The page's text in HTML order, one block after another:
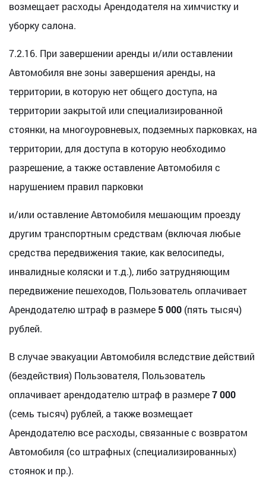
возмещает расходы Арендодателя на химчистку и
уборку салона.
7.2.16. При завершении аренды и/или оставлении
Автомобиля вне зоны завершения аренды, на
территории, в которую нет общего доступа, на
территории закрытой или специализированной
стоянки, на многоуровневых, подземных парковках, на
территории, для доступа в которую необходимо
разрешение, а также оставление Автомобиля с
нарушением правил парковки
и/или оставление Автомобиля мешающим проезду
другим транспортным средствам (включая любые
средства передвижения такие, как велосипеды,
инвалидные коляски и т.д.), либо затрудняющим
передвижение пешеходов, Пользователь оплачивает
Арендодателю штраф в размере 5 000 (пять тысяч)
рублей.
В случае эвакуации Автомобиля вследствие действий
(бездействия) Пользователя, Пользователь
оплачивает арендодателю штраф в размере7 000
(семь тысяч) рублей, а также возмещает
Арендодателю все расходы, связанные с возвратом
Автомобиля (со штрафных (специализированных)
стоянок и пр.).